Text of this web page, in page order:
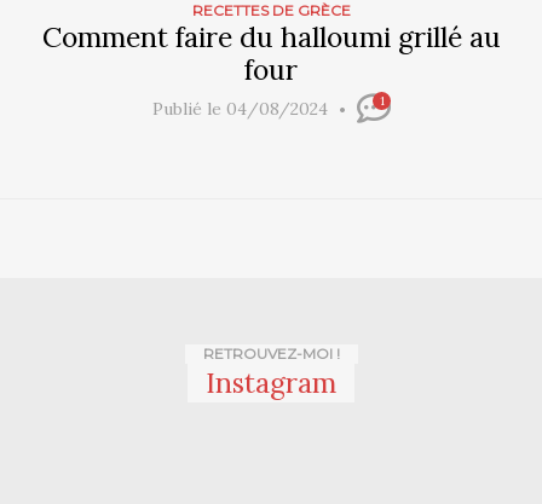
RECETTES DE GRÈCE
Comment faire du halloumi grillé au
four
Publié le 04/08/2024 1
RETROUVEZ-MOI !
Instagram